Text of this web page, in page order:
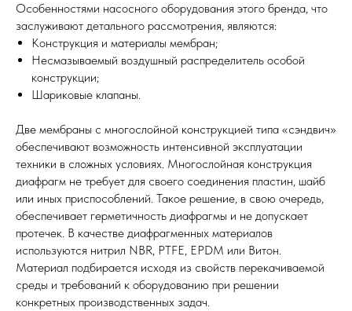
Особенностями насосного оборудования этого бренда, что
заслуживают детального рассмотрения, являются:
Конструкция и материалы мембран;
Несмазываемый воздушный распределитель особой
конструкции;
Шариковые клапаны.
Две мембраны с многослойной конструкцией типа «сэндвич»
обеспечивают возможность интенсивной эксплуатации
техники в сложных условиях. Многослойная конструкция
диафрагм не требует для своего соединения пластин, шайб
или иных приспособлений. Такое решение, в свою очередь,
обеспечивает герметичность диафрагмы и не допускает
протечек. В качестве диафрагменных материалов
используются нитрил NBR, PTFE, EPDM или Витон.
Материал подбирается исходя из свойств перекачиваемой
среды и требований к оборудованию при решении
конкретных производственных задач.